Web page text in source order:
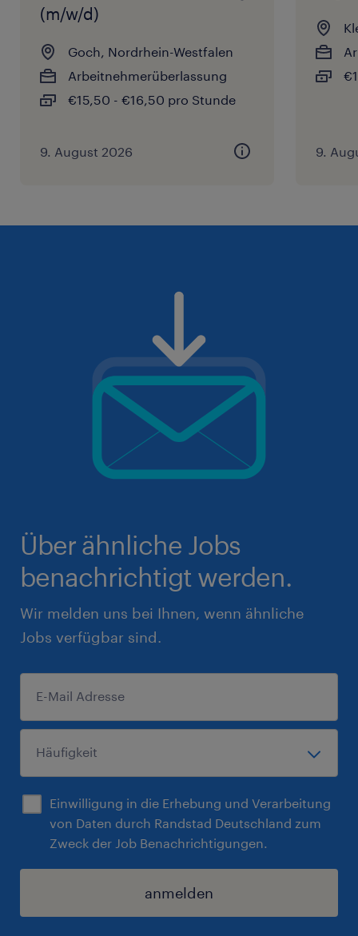
(m/w/d)
Goch, Nordrhein-Westfalen
Arbeitnehmerüberlassung
€15,50 - €16,50 pro Stunde
9. August 2026 9.
Über ähnliche Jobs
benachrichtigt werden.
Wir melden uns bei Ihnen, wenn ähnliche
Jobs verfügbar sind.
Einwilligung in die Erhebung und Verarbeitung
von Daten durch Randstad Deutschland zum
Zweck der Job Benachrichtigungen.
anmelden